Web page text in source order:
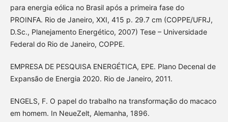
para energia eólica no Brasil após a primeira fase do
PROINFA. Rio de Janeiro, XXI, 415 p. 29.7 cm (COPPE/UFRJ,
D.Sc., Planejamento Energético, 2007) Tese – Universidade
Federal do Rio de Janeiro, COPPE.
EMPRESA DE PESQUISA ENERGÉTICA, EPE. Plano Decenal de
Expansão de Energia 2020. Rio de Janeiro, 2011.
ENGELS, F. O papel do trabalho na transformação do macaco
em homem. In NeueZelt, Alemanha, 1896.